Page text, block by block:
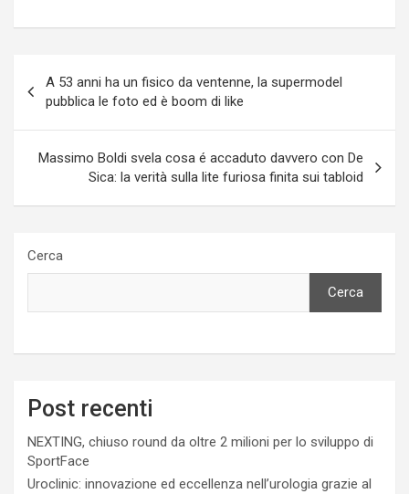
articoli
A 53 anni ha un fisico da ventenne, la supermodel
pubblica le foto ed è boom di like
Massimo Boldi svela cosa é accaduto davvero con De
Sica: la verità sulla lite furiosa finita sui tabloid
Cerca
Cerca
Post recenti
NEXTING, chiuso round da oltre 2 milioni per lo sviluppo di
SportFace
Uroclinic: innovazione ed eccellenza nell’urologia grazie al